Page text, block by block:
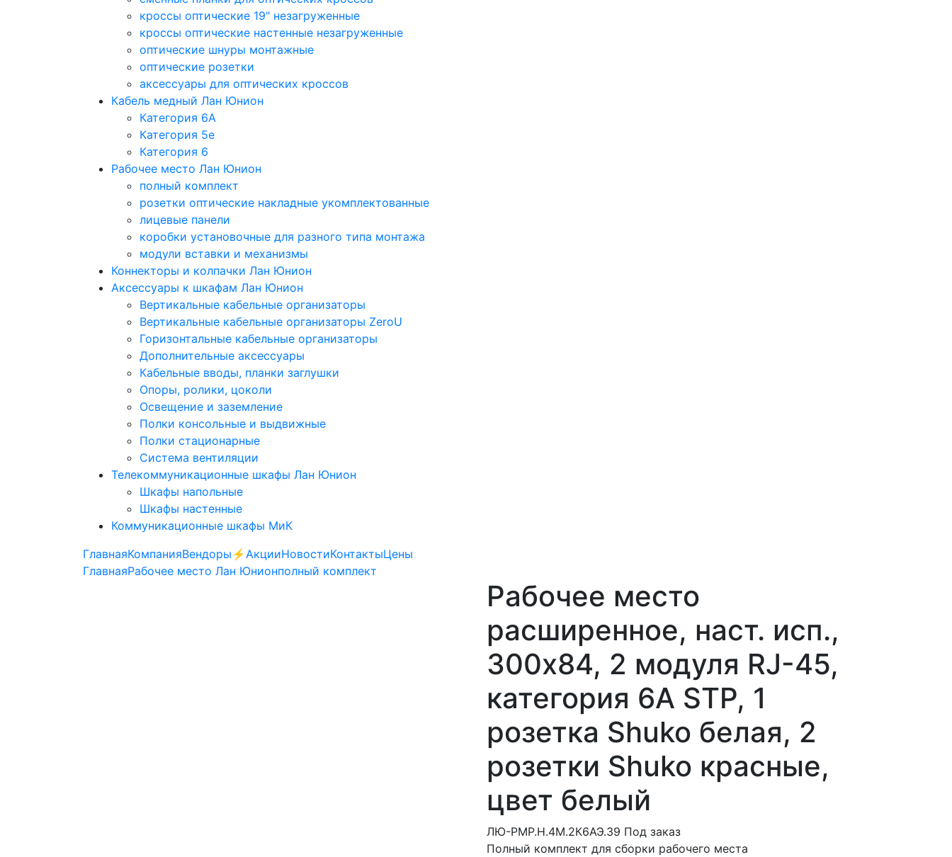
кроссы оптические 19" незагруженные
кроссы оптические настенные незагруженные
оптические шнуры монтажные
оптические розетки
аксессуары для оптических кроссов
Кабель медный Лан Юнион
Категория 6A
Категория 5e
Категория 6
Рабочее место Лан Юнион
полный комплект
розетки оптические накладные укомплектованные
лицевые панели
коробки установочные для разного типа монтажа
модули вставки и механизмы
Коннекторы и колпачки Лан Юнион
Аксессуары к шкафам Лан Юнион
Вертикальные кабельные организаторы
Вертикальные кабельные организаторы ZeroU
Горизонтальные кабельные организаторы
Дополнительные аксессуары
Кабельные вводы, планки заглушки
Опоры, ролики, цоколи
Освещение и заземление
Полки консольные и выдвижные
Полки стационарные
Система вентиляции
Телекоммуникационные шкафы Лан Юнион
Шкафы напольные
Шкафы настенные
Коммуникационные шкафы МиК
ГлавнаяКомпанияВендоры ⚡️АкцииНовостиКонтактыЦены
ГлавнаяРабочее место Лан Юнионполный комплект
Рабочее место
расширенное, наст. исп.,
300х84, 2 модуля RJ-45,
категория 6A STP, 1
розетка Shuko белая, 2
розетки Shuko красные,
цвет белый
ЛЮ-РМР.Н.4М.2К6АЭ.39 Под заказ
Полный комплект для сборки рабочего места